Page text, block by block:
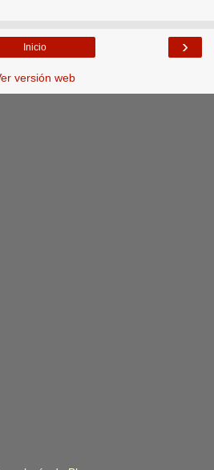
›
Inicio
versión web